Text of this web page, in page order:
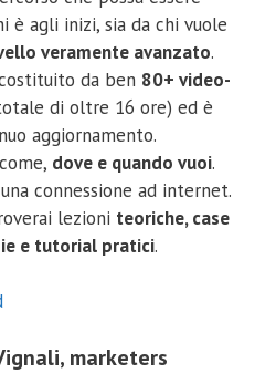
è agli inizi, sia da chi vuole
veramente avanzato.
da ben 80+ video-
di oltre 16 ore) ed è
aggiornamento.
dove e quando vuoi.
connessione ad internet.
lezioni teoriche, case
e tutorial pratici.
marketers